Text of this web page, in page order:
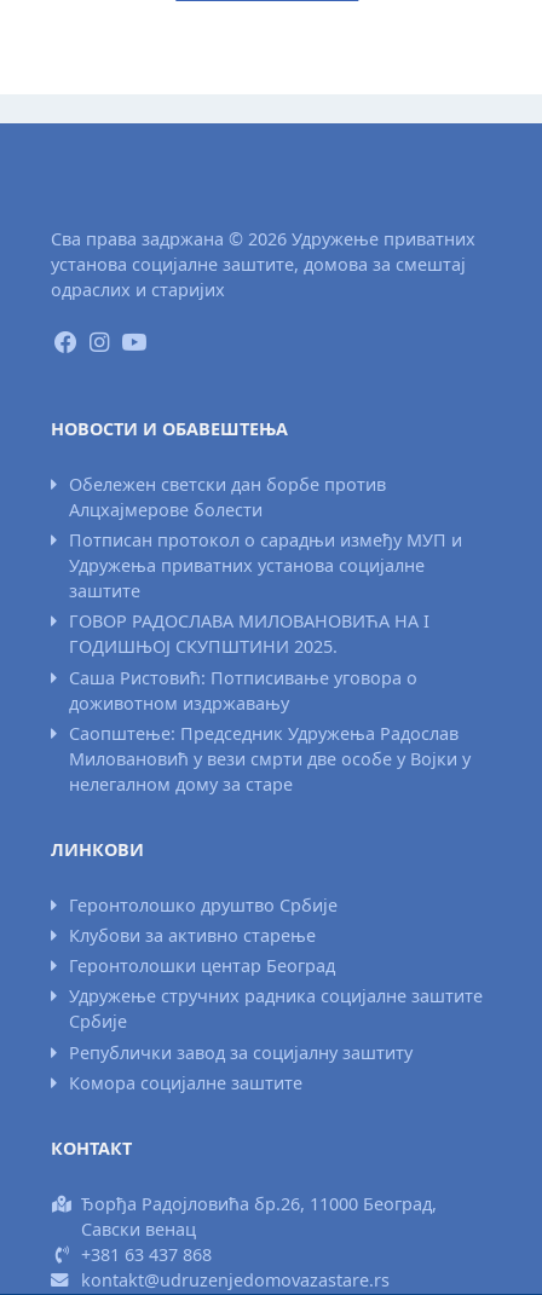
Сва права задржана © 2026 Удружење приватних
установа социјалне заштите, домова за смештај
одраслих и старијих
НОВОСТИ И ОБАВЕШТЕЊА
Обележен светски дан борбе против
Алцхајмерове болести
Потписан протокол о сарадњи између МУП и
Удружења приватних установа социјалне
заштите
ГОВОР РАДОСЛАВА МИЛОВАНОВИЋА НА I
ГОДИШЊОЈ СКУПШТИНИ 2025.
Саша Ристовић: Потписивање уговора о
доживотном издржавању
Саопштење: Председник Удружења Радослав
Миловановић у вези смрти две особе у Војки у
нелегалном дому за старе
ЛИНКОВИ
Геронтолошко друштво Србије
Клубови за активно старење
Геронтолошки центар Београд
Удружење стручних радника социјалне заштите
Србије
Републички завод за социјалну заштиту
Комора социјалне заштите
КОНТАКТ
Ђорђа Радојловића бр.26, 11000 Београд,
Савски венац
+381 63 437 868
kontakt@udruzenjedomovazastare.rs